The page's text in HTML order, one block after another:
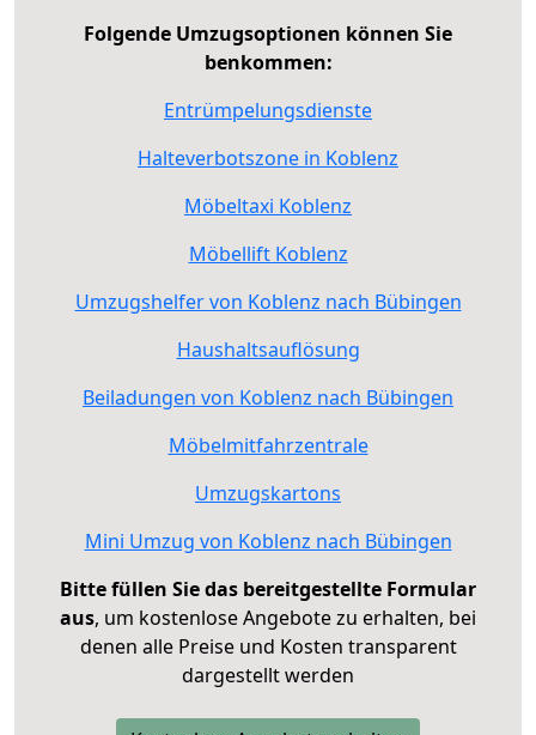
Folgende Umzugsoptionen können Sie
benkommen:
Entrümpelungsdienste
Halteverbotszone in Koblenz
Möbeltaxi Koblenz
Möbellift Koblenz
Umzugshelfer von Koblenz nach Bübingen
Haushaltsauflösung
Beiladungen von Koblenz nach Bübingen
Möbelmitfahrzentrale
Umzugskartons
Mini Umzug von Koblenz nach Bübingen
Bitte füllen Sie das bereitgestellte Formular
aus, um kostenlose Angebote zu erhalten, bei
denen alle Preise und Kosten transparent
dargestellt werden